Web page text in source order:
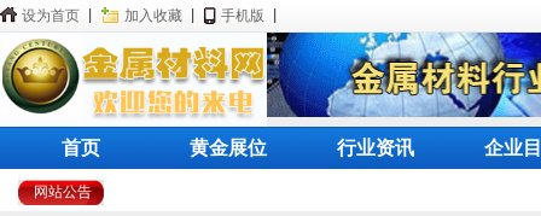
设为首页 加入收藏 手机版
首页 黄金展位 行业资讯 企业
网站公告